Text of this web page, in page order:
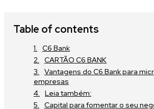
Table of contents
C6 Bank
CARTÃO C6 BANK
Vantagens do C6 Bank para
empresas
Leia também:
Capital para fomentar o seu